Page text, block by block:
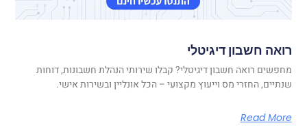
רואה חשבון דיגיטלי
מחפשים רואה חשבון דיגיטלי? קבלו שירותי הנהלת חשבונות, דוחות
שנתיים, החזרי מס וייעוץ מקצועי – הכל אונליין ובשירות אישי.
Read More